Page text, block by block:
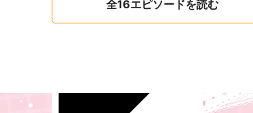
全16エピソードを読む